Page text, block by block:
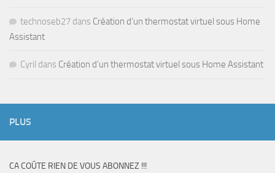
technoseb27 dans Création d’un thermostat virtuel sous Home
Assistant
Cyril dans Création d’un thermostat virtuel sous Home Assistant
PLUS
CA COÛTE RIEN DE VOUS ABONNEZ !!!